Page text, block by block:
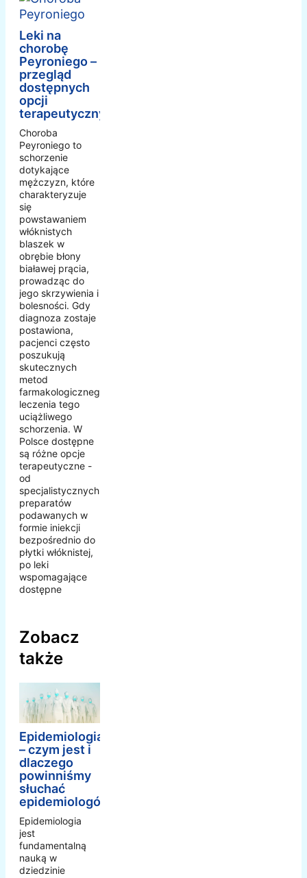
Leki na
chorobę
Peyroniego –
przegląd
dostępnych
opcji
terapeutycznych
Choroba
Peyroniego to
schorzenie
dotykające
mężczyzn, które
charakteryzuje
się
powstawaniem
włóknistych
blaszek w
obrębie błony
białawej prącia,
prowadząc do
jego skrzywienia i
bolesności. Gdy
diagnoza zostaje
postawiona,
pacjenci często
poszukują
skutecznych
metod
farmakologicznego
leczenia tego
uciążliwego
schorzenia. W
Polsce dostępne
są różne opcje
terapeutyczne -
od
specjalistycznych
preparatów
podawanych w
formie iniekcji
bezpośrednio do
płytki włóknistej,
po leki
wspomagające
dostępne
Zobacz
także
Epidemiologia
– czym jest i
dlaczego
powinniśmy
słuchać
epidemiologów
Epidemiologia
jest
fundamentalną
nauką w
dziedzinie